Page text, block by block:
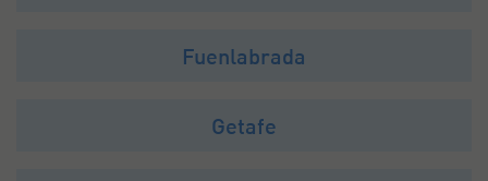
Fuenlabrada
Getafe